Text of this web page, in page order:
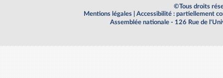
©Tous droits
Mentions légales
Accessibilité : partiellement
Assemblée nationale - 126 Rue de